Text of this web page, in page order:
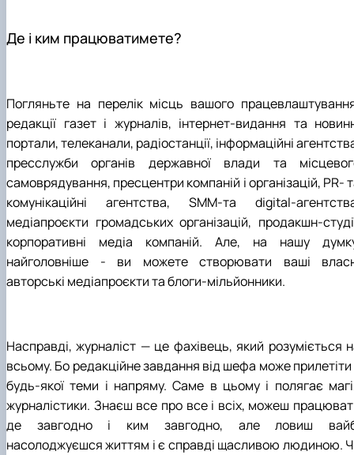
Де і ким працюватимете?
Погляньте на перелік місць вашого
редакції газет і журналів, інтернет-видання та
портали, телеканали, радіостанції, інформаційні
пресслужби органів державної влади та
самоврядування, пресцентри компаній і організацій, PR-
комунікаційні агентства, SMM-та digital-
медіапроєкти громадських організацій, продакшн-
корпоративні медіа компаній. Але, на нашу
найголовніше - ви можете створювати ваші
авторські медіапроєкти та блоги-мільйонники.
Насправді, журналіст — це фахівець, який розуміється
всьому. Бо редакційне завдання від шефа може прилетіти
будь-якої теми і напряму. Саме в цьому і полягає
журналістики. Знаєш все про все і всіх, можеш
де завгодно і ким завгодно, але ловиш
насолоджуєшся життям і є справді щасливою людиною.